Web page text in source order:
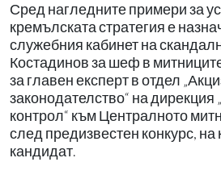
Сред нагледните примери за
кремълската стратегия е
служебния кабинет на
Костадинов за шеф в
за главен експерт в отдел
законодателство“ на
контрол“ към Централното
след предизвестен конкурс, на
кандидат.